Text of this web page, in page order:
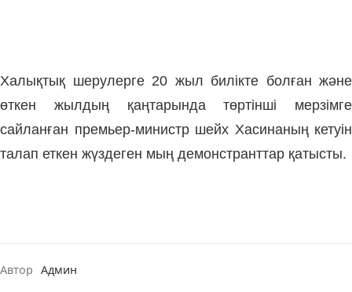
Халықтық шерулерге 20 жыл билікте болған және
өткен жылдың қаңтарында төртінші мерзімге
сайланған премьер-министр шейх Хасинаның кетуін
талап еткен жүздеген мың демонстранттар қатысты.
Автор Админ